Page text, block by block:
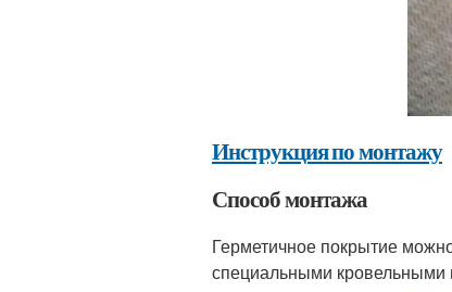
Инструкция по монтажу
Способ монтажа
Герметичное покрытие
специальными кровельными